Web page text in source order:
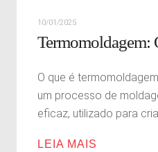
10/01/2025
O que é
um processo de
eficaz, utilizado para
LEIA MAIS